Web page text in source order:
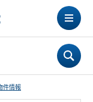
件情報